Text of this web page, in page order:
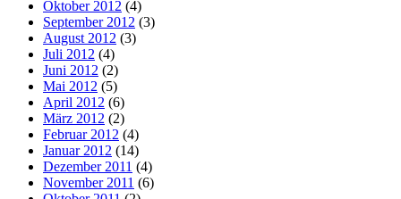
Oktober 2012 (4)
September 2012 (3)
August 2012 (3)
Juli 2012 (4)
Juni 2012 (2)
Mai 2012 (5)
April 2012 (6)
März 2012 (2)
Februar 2012 (4)
Januar 2012 (14)
Dezember 2011 (4)
November 2011 (6)